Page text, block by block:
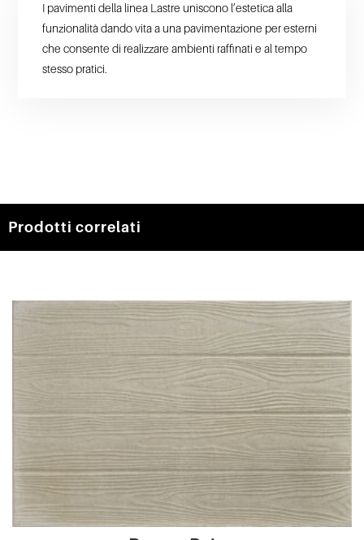
I pavimenti della linea Lastre uniscono l’estetica alla
funzionalità dando vita a una pavimentazione per esterni
che consente di realizzare ambienti raffinati e al tempo
stesso pratici.
Prodotti correlati